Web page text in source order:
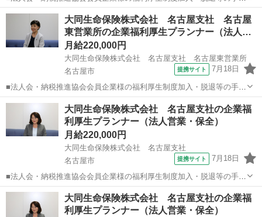
きなどをお任せします。 家庭訪問ではなく、会員である法人企業様へ
と出向き、当社のお薦めするプランのご案内などがメイン。個人宅訪
問や知人・友人への保険勧誘は一切あ...
愛知 名古屋市 代理店営業
大同生命保険株式会社 名古屋支社 名古屋
東営業所の企業福利厚生プランナー（法人…
月給220,000円
大同生命保険株式会社 名古屋支社 名古屋東営業所
名古屋市
提携サイト 7月18日
■法人会・納税推進協会会員企業様の福利厚生制度加入・脱退等の手続
きなどをお任せします。 家庭訪問ではなく、会員である法人企業様へ
と出向き、当社のお薦めするプランのご案内などがメイン。個人宅訪
問や知人・友人への保険勧誘は一切あ...
愛知 名古屋市 代理店営業
大同生命保険株式会社 名古屋支社の企業福
利厚生プランナー（法人営業・保全）
月給220,000円
大同生命保険株式会社 名古屋支社
名古屋市
提携サイト 7月18日
■法人会・納税推進協会会員企業様の福利厚生制度加入・脱退等の手続
きなどをお任せします。 家庭訪問ではなく、会員である法人企業様へ
と出向き、当社のお薦めするプランのご案内などがメイン。個人宅訪
問や知人・友人への保険勧誘は一切あ...
愛知 名古屋市 代理店営業
大同生命保険株式会社 名古屋支社の企業福
利厚生プランナー（法人営業・保全）